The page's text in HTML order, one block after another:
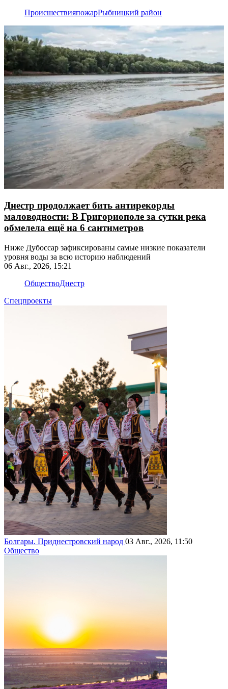
ПроисшествияпожарРыбницкий район
Днестр продолжает бить антирекорды
маловодности: В Григориополе за сутки река
обмелела ещё на 6 сантиметров
Ниже Дубоссар зафиксированы самые низкие показатели
уровня воды за всю историю наблюдений
06 Авг., 2026, 15:21
ОбществоДнестр
Спецпроекты
Болгары. Приднестровский народ 03 Авг., 2026, 11:50
Общество